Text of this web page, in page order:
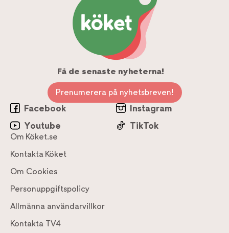
Få de senaste nyheterna!
Prenumerera på nyhetsbreven!
Facebook
Instagram
Youtube
TikTok
Om Köket.se
Kontakta Köket
Om Cookies
Personuppgiftspolicy
Allmänna användarvillkor
Kontakta TV4